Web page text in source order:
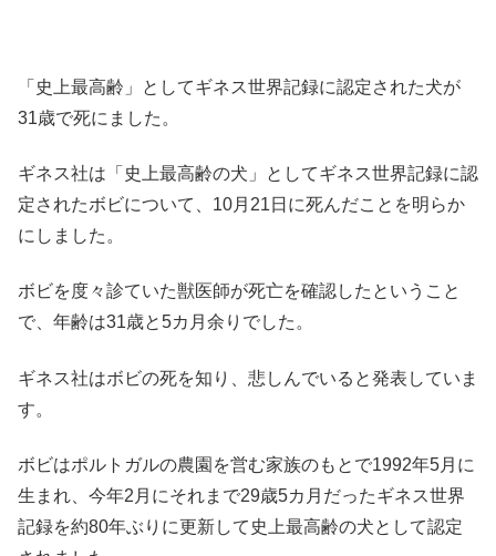
「史上最高齢」としてギネス世界記録に認定された犬が
31歳で死にました。
ギネス社は「史上最高齢の犬」としてギネス世界記録に認
定されたボビについて、10月21日に死んだことを明らか
にしました。
ボビを度々診ていた獣医師が死亡を確認したということ
で、年齢は31歳と5カ月余りでした。
ギネス社はボビの死を知り、悲しんでいると発表していま
す。
ボビはポルトガルの農園を営む家族のもとで1992年5月に
生まれ、今年2月にそれまで29歳5カ月だったギネス世界
記録を約80年ぶりに更新して史上最高齢の犬として認定